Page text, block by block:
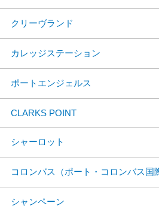
クリーヴランド
カレッジステーション
ポートエンジェルス
CLARKS POINT
シャーロット
コロンバス（ポート・コロンバス国
シャンペーン